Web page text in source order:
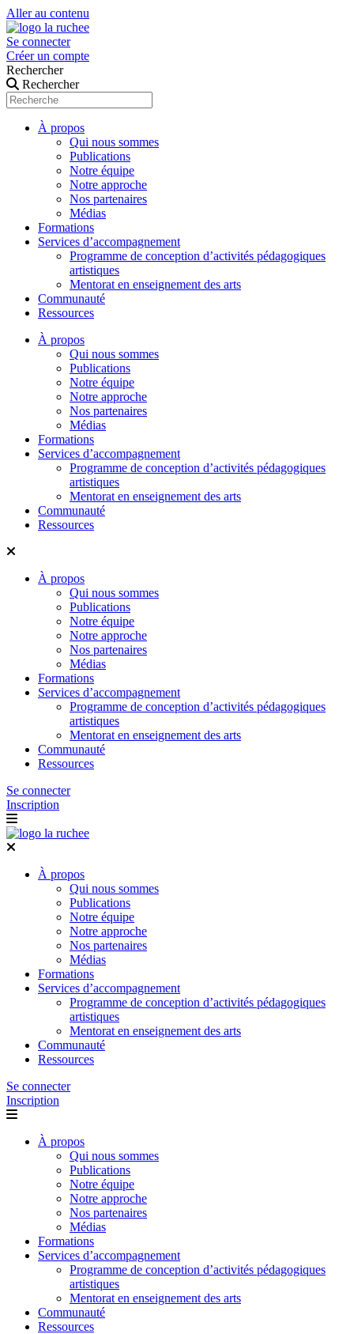
Aller au contenu
Se connecter
Créer un compte
Rechercher
Rechercher
À propos
Qui nous sommes
Publications
Notre équipe
Notre approche
Nos partenaires
Médias
Formations
Services d’accompagnement
Programme de conception d’activités pédagogiques
artistiques
Mentorat en enseignement des arts
Communauté
Ressources
À propos
Qui nous sommes
Publications
Notre équipe
Notre approche
Nos partenaires
Médias
Formations
Services d’accompagnement
Programme de conception d’activités pédagogiques
artistiques
Mentorat en enseignement des arts
Communauté
Ressources
À propos
Qui nous sommes
Publications
Notre équipe
Notre approche
Nos partenaires
Médias
Formations
Services d’accompagnement
Programme de conception d’activités pédagogiques
artistiques
Mentorat en enseignement des arts
Communauté
Ressources
Se connecter
Inscription
À propos
Qui nous sommes
Publications
Notre équipe
Notre approche
Nos partenaires
Médias
Formations
Services d’accompagnement
Programme de conception d’activités pédagogiques
artistiques
Mentorat en enseignement des arts
Communauté
Ressources
Se connecter
Inscription
À propos
Qui nous sommes
Publications
Notre équipe
Notre approche
Nos partenaires
Médias
Formations
Services d’accompagnement
Programme de conception d’activités pédagogiques
artistiques
Mentorat en enseignement des arts
Communauté
Ressources